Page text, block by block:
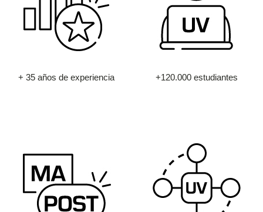
+ 35 años de experiencia +120.000 estudiantes